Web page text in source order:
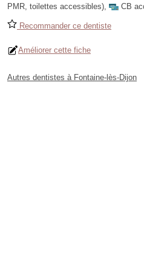
PMR, toilettes accessibles), CB
Recommander ce dentiste
Améliorer cette fiche
Autres dentistes à Fontaine-lès-Dijon